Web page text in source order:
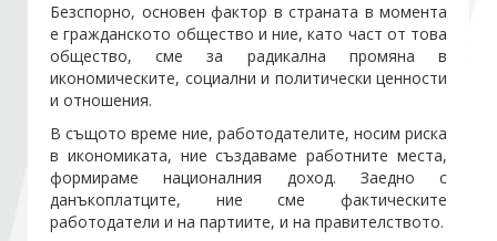
Проекти
Членове
Стани член
Абонирайте се!
Безспорно, основен фактор в страната в момента
е гражданското общество и ние, като част от това
общество, сме за радикална промяна в
икономическите, социални и политически ценности
и отношения.
В същото време ние, работодателите, носим риска
в икономиката, ние създаваме работните места,
формираме националния доход. Заедно с
данъкоплатците, ние сме фактическите
работодатели и на партиите, и на правителството.